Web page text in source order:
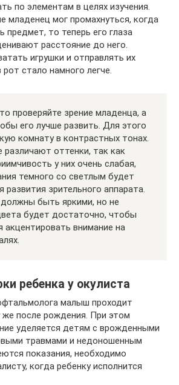
по элементам в целях изучения.
младенец мог промахнуться, когда
предмет, то теперь его глаза
расстояние до него.
игрушки и отправлять их
стало намного легче.
проверяйте зрение младенца, а
его лучше развить. Для этого
комнату в контрастных тонах.
различают оттенки, так как
у них очень слабая,
темного со светлым будет
зрительного аппарата.
быть яркими, но не
будет достаточно, чтобы
акцентировать внимание на
ребенка у окулиста
малыш проходит
же после рождения. При этом
уделяется детям с врожденными
травмами и недоношенным
показания, необходимо
когда ребенку исполнится